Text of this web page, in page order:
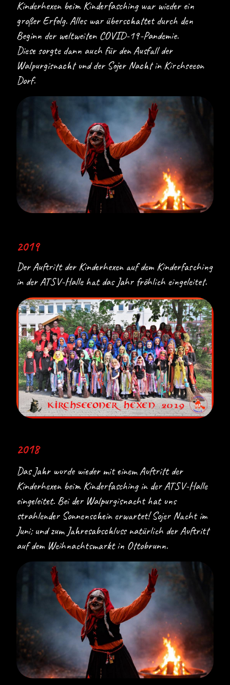
Kinderhexen beim Kinderfasching war wieder ein
großer Erfolg. Alles war überschattet durch den
Beginn der weltweiten COVID-19-Pandemie.
Diese sorgte dann auch für den Ausfall der
Walpurgisnacht und der Sojer Nacht in Kirchseeon
Dorf.
2019
Der Auftritt der Kinderhexen auf dem Kinderfasching
in der ATSV-Halle hat das Jahr fröhlich eingeleitet.
2018
Das Jahr wurde wieder mit einem Auftritt der
Kinderhexen beim Kinderfasching in der ATSV-Halle
eingeleitet. Bei der Walpurgisnacht hat uns
strahlender Sonnenschein erwartet! Sojer Nacht im
Juni; und zum Jahresabschluss natürlich der Auftritt
auf dem Weihnachtsmarkt in Ottobrunn.